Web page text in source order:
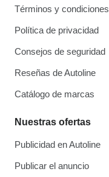
Términos y condiciones
Política de privacidad
Consejos de seguridad
Reseñas de Autoline
Catálogo de marcas
Nuestras ofertas
Publicidad en Autoline
Publicar el anuncio